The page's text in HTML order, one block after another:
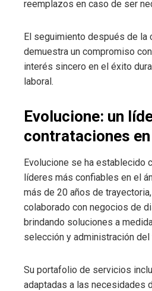
reemplazos en caso de ser
El seguimiento después de la
demuestra un compromiso
interés sincero en el éxito
laboral.
Evolucione: un
contrataciones
Evolucione se ha establecido
líderes más confiables en el
más de 20 años de
colaborado con negocios de
brindando soluciones a
selección y administración del
Su portafolio de servicios
adaptadas a las necesidades